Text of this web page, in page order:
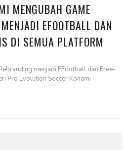
MENGUBAH GAME
EFOOTBALL DAN
DI SEMUA PLATFORM
menjadi EFootball,dan Free-
Pro Evolution Soccer Konami